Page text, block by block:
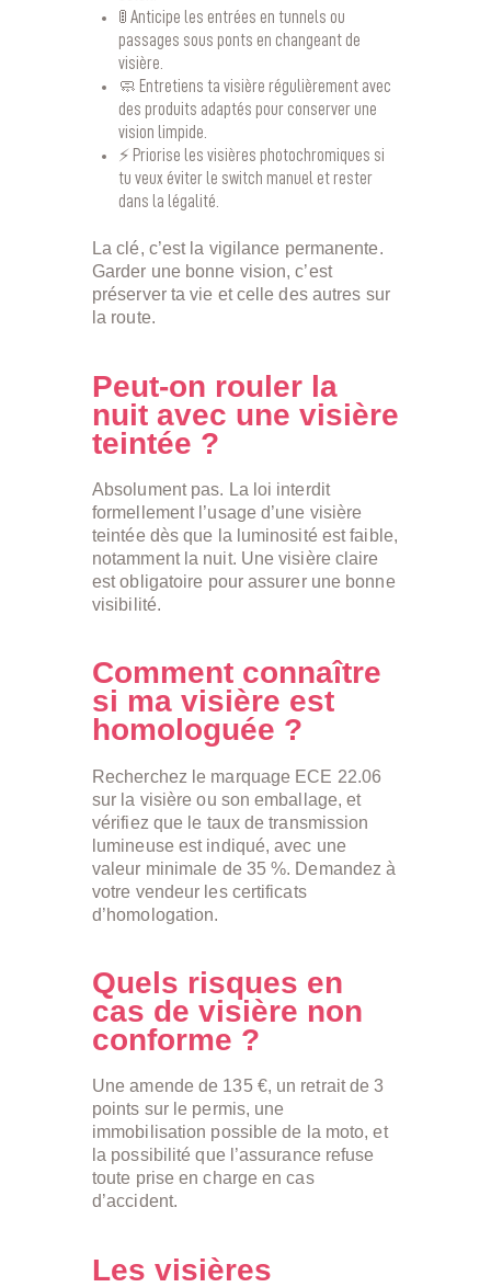
🚦 Anticipe les entrées en tunnels ou
passages sous ponts en changeant de
visière.
🧼 Entretiens ta visière régulièrement avec
des produits adaptés pour conserver une
vision limpide.
⚡ Priorise les visières photochromiques si
tu veux éviter le switch manuel et rester
dans la légalité.
La clé, c’est la vigilance permanente.
Garder une bonne vision, c’est
préserver ta vie et celle des autres sur
la route.
Peut-on rouler la
nuit avec une visière
teintée ?
Absolument pas. La loi interdit
formellement l’usage d’une visière
teintée dès que la luminosité est faible,
notamment la nuit. Une visière claire
est obligatoire pour assurer une bonne
visibilité.
Comment connaître
si ma visière est
homologuée ?
Recherchez le marquage ECE 22.06
sur la visière ou son emballage, et
vérifiez que le taux de transmission
lumineuse est indiqué, avec une
valeur minimale de 35 %. Demandez à
votre vendeur les certificats
d’homologation.
Quels risques en
cas de visière non
conforme ?
Une amende de 135 €, un retrait de 3
points sur le permis, une
immobilisation possible de la moto, et
la possibilité que l’assurance refuse
toute prise en charge en cas
d’accident.
Les visières